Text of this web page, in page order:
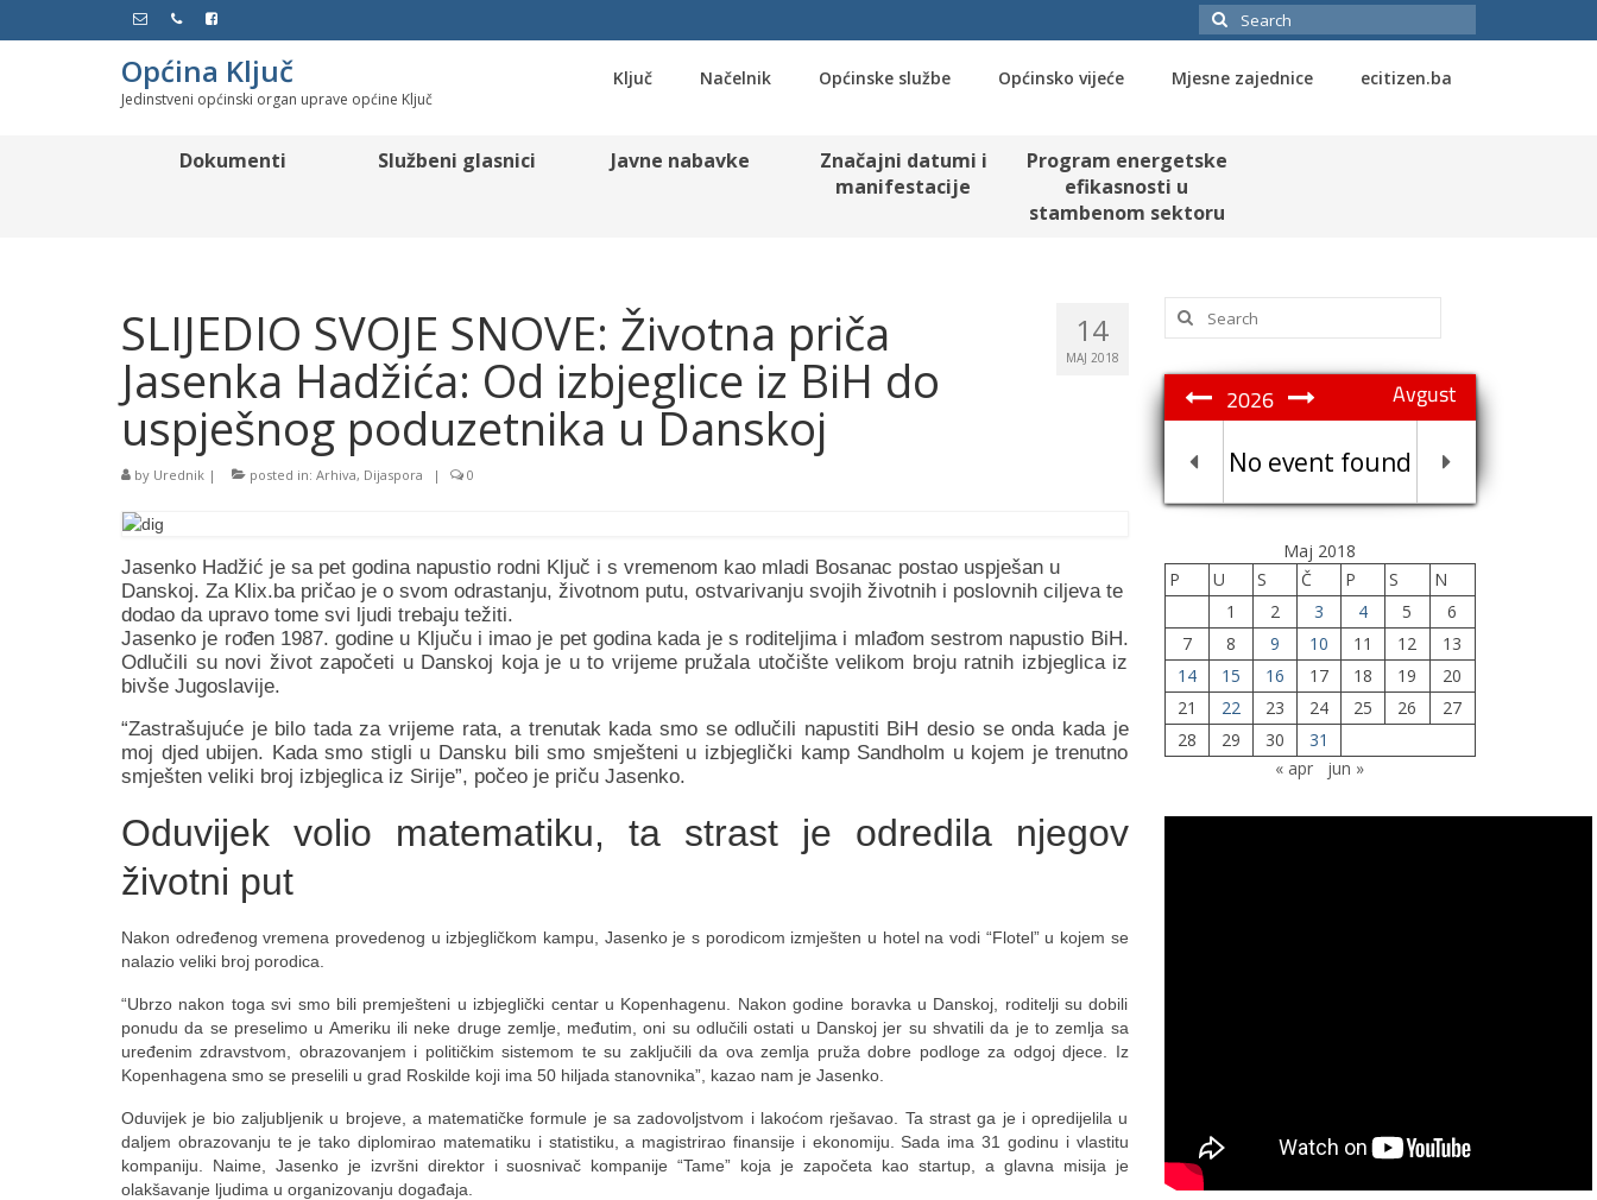
Search
for:
Općina Ključ
Jedinstveni općinski organ uprave općine Ključ
Ključ Načelnik Općinske službe Općinsko vijeće Mjesne zajednice ecitizen.ba
Dokumenti Službeni glasnici Javne nabavke
Značajni datumi i
manifestacije
Program energetske
efikasnosti u
stambenom sektoru
14
MAJ 2018
SLIJEDIO SVOJE SNOVE: Životna priča
Jasenka Hadžića: Od izbjeglice iz BiH do
uspješnog poduzetnika u Danskoj
by Urednik | posted in: Arhiva, Dijaspora | 0
Jasenko Hadžić je sa pet godina napustio rodni Ključ i s vremenom kao mladi Bosanac postao uspješan u
Danskoj. Za Klix.ba pričao je o svom odrastanju, životnom putu, ostvarivanju svojih životnih i poslovnih ciljeva te
dodao da upravo tome svi ljudi trebaju težiti.
Jasenko je rođen 1987. godine u Ključu i imao je pet godina kada je s roditeljima i mlađom sestrom napustio BiH.
Odlučili su novi život započeti u Danskoj koja je u to vrijeme pružala utočište velikom broju ratnih izbjeglica iz
bivše Jugoslavije.
“Zastrašujuće je bilo tada za vrijeme rata, a trenutak kada smo se odlučili napustiti BiH desio se onda kada je
moj djed ubijen. Kada smo stigli u Dansku bili smo smješteni u izbjeglički kamp Sandholm u kojem je trenutno
smješten veliki broj izbjeglica iz Sirije”, počeo je priču Jasenko.
Oduvijek volio matematiku, ta strast je odredila njegov
životni put
Nakon određenog vremena provedenog u izbjegličkom kampu, Jasenko je s porodicom izmješten u hotel na vodi “Flotel” u kojem se
nalazio veliki broj porodica.
“Ubrzo nakon toga svi smo bili premješteni u izbjeglički centar u Kopenhagenu. Nakon godine boravka u Danskoj, roditelji su dobili
ponudu da se preselimo u Ameriku ili neke druge zemlje, međutim, oni su odlučili ostati u Danskoj jer su shvatili da je to zemlja sa
uređenim zdravstvom, obrazovanjem i političkim sistemom te su zaključili da ova zemlja pruža dobre podloge za odgoj djece. Iz
Kopenhagena smo se preselili u grad Roskilde koji ima 50 hiljada stanovnika”, kazao nam je Jasenko.
Oduvijek je bio zaljubljenik u brojeve, a matematičke formule je sa zadovoljstvom i lakoćom rješavao. Ta strast ga je i opredijelila u
daljem obrazovanju te je tako diplomirao matematiku i statistiku, a magistrirao finansije i ekonomiju. Sada ima 31 godinu i vlastitu
kompaniju. Naime, Jasenko je izvršni direktor i suosnivač kompanije “Tame” koja je započeta kao startup, a glavna misija je
olakšavanje ljudima u organizovanju događaja.
Search
for:
Avgust
2026
No event found
Maj 2018
P
U S Č P S
N
1
2 3 4 5
6
7
8 9 10 11 12
13
14
15 16 17 18 19
20
21
22 23 24 25 26
27
28
29 30
31
« apr
jun »